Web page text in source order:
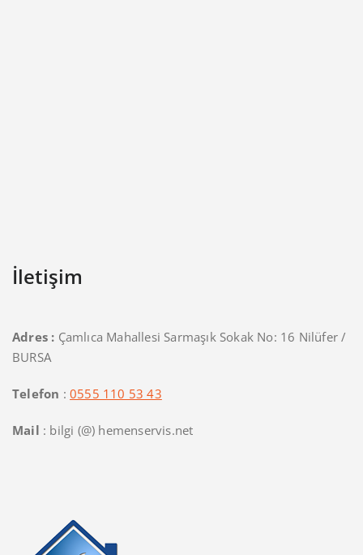
İletişim
Adres : Çamlıca Mahallesi Sarmaşık Sokak No: 16 Nilüfer /
BURSA
Telefon :0555 110 53 43
Mail : bilgi (@) hemenservis.net